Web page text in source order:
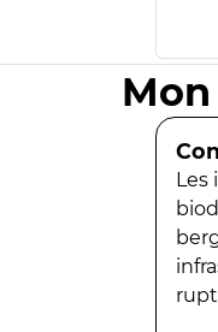
Les